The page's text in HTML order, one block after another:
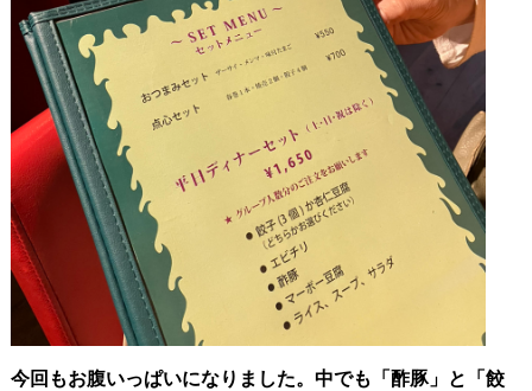
今回もお腹いっぱいになりました。中でも「酢豚」と「餃